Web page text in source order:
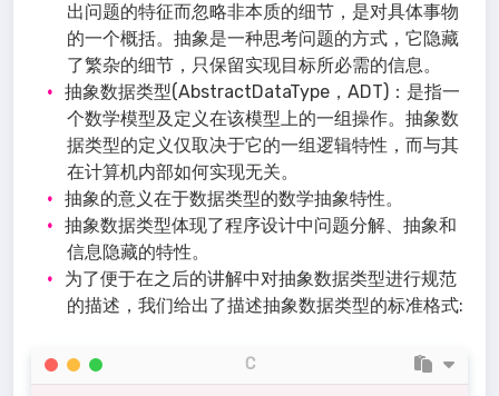
出问题的特征而忽略非本质的细节，是对具体事物
的一个概括。抽象是一种思考问题的方式，它隐藏
了繁杂的细节，只保留实现目标所必需的信息。
抽象数据类型(AbstractDataType，ADT)：是指一
个数学模型及定义在该模型上的一组操作。抽象数
据类型的定义仅取决于它的一组逻辑特性，而与其
在计算机内部如何实现无关。
抽象的意义在于数据类型的数学抽象特性。
抽象数据类型体现了程序设计中问题分解、抽象和
信息隐藏的特性。
为了便于在之后的讲解中对抽象数据类型进行规范
的描述，我们给出了描述抽象数据类型的标准格式:
C